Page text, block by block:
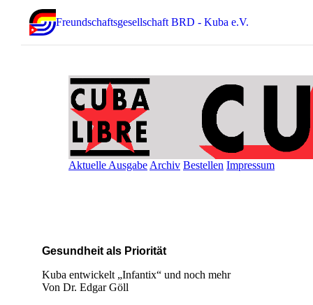
Freundschaftsgesellschaft BRD - Kuba e.V.
Aktuelle Ausgabe Archiv Bestellen Impressum
Gesundheit als Priorität
Kuba entwickelt „Infantix“ und noch mehr
Von Dr. Edgar Göll